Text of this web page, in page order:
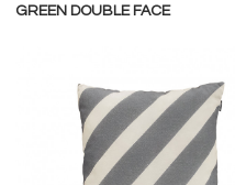
GREEN DOUBLE FACE